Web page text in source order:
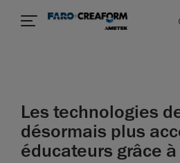
encore
Les technologies
désormais plus
éducateurs grâce